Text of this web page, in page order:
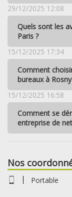
29/12/2025 12:08
Quels sont les
Paris ?
15/12/2025 17:34
Comment
bureaux à
15/12/2025 16:58
Comment se
entreprise de
Nos
Portable